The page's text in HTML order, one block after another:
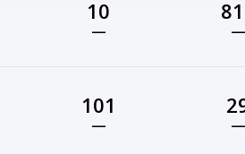
10
— —
101
— —